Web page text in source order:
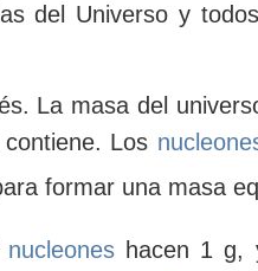
del Universo y
La masa del
Los
formar una masa
nucleones hacen 1 g,